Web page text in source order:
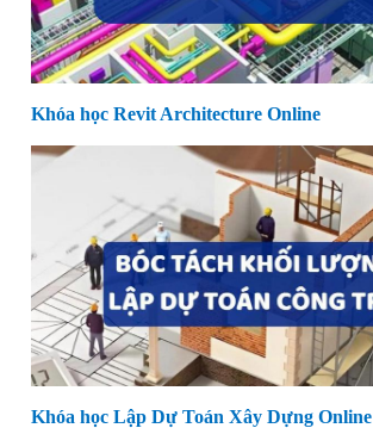
Khóa học Revit Architecture Online
Khóa học Lập Dự Toán Xây Dựng Online